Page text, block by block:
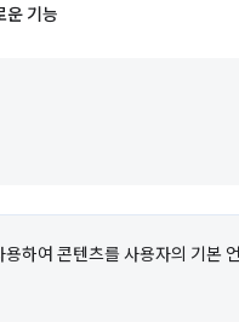
기능
하여 콘텐츠를 사용자의 기본